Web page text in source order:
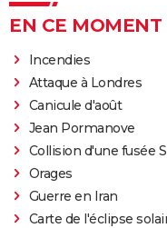
EN CE MOMENT
Incendies
Attaque à Londres
Canicule d'août
Jean Pormanove
Collision d'une fusée
Orages
Guerre en Iran
Carte de l'éclipse